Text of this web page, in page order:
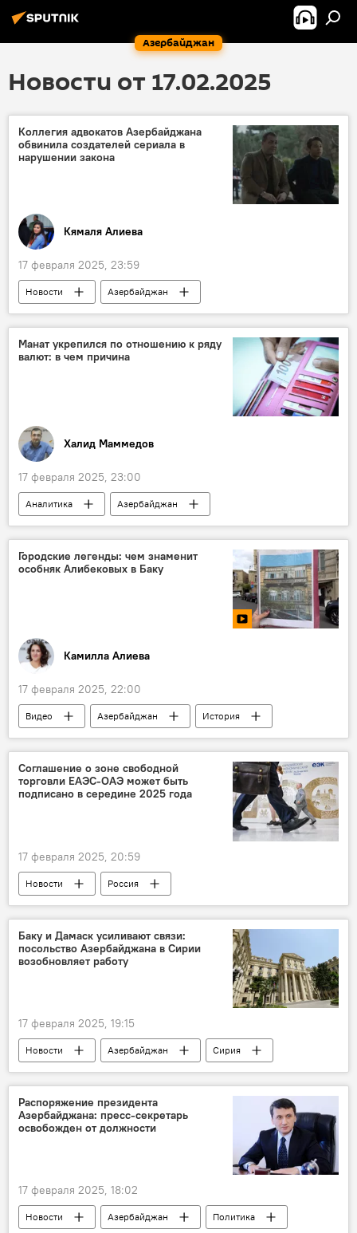
Азербайджан
Новости от 17.02.2025
Коллегия адвокатов Азербайджана
обвинила создателей сериала в
нарушении закона
Кямаля Алиева
17 февраля 2025, 23:59
Новости
Азербайджан
Кинематограф
Сценарист
юрист
Коллегия адвокатов Азербайджана
Скандал
Цензура
Манат укрепился по отношению к ряду
валют: в чем причина
Халид Маммедов
17 февраля 2025, 23:00
Аналитика
Азербайджан
Экономика
Национальная валюта
Манат
Доллар
Центральный банк Азербайджана
мнение
Курс валюты
Городские легенды: чем знаменит
особняк Алибековых в Баку
Камилла Алиева
17 февраля 2025, 22:00
Видео Азербайджан
История
Архитектура
Баку МУЛЬТИМЕДИА
Соглашение о зоне свободной
торговли ЕАЭС-ОАЭ может быть
подписано в середине 2025 года
17 февраля 2025, 20:59
Новости
Россия
зона свободной торговли
ОАЭ
Ближний Восток
ЕАЭС
Баку и Дамаск усиливают связи:
посольство Азербайджана в Сирии
возобновляет работу
17 февраля 2025, 19:15
Новости Азербайджан
Сирия
Ближний Восток
Политика
Распоряжение президента
Азербайджана: пресс-секретарь
освобожден от должности
17 февраля 2025, 18:02
Новости Азербайджан
Политика